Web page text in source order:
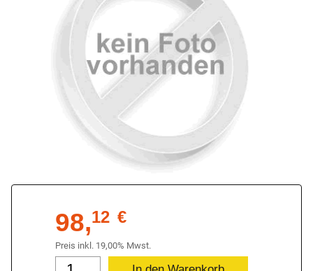
98,12 €
Preis inkl. 19,00% Mwst.